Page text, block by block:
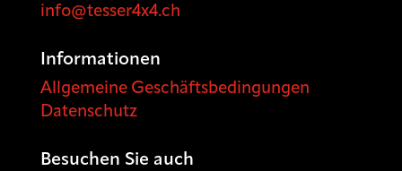
info@tesser4x4.ch
Informationen
Allgemeine Geschäftsbedingungen
Datenschutz
Besuchen Sie auch